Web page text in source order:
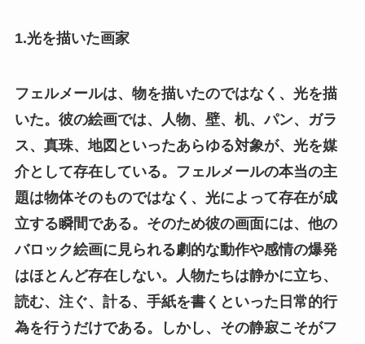
1.光を描いた画家
フェルメールは、物を描いたのではなく、光を描
いた。彼の絵画では、人物、壁、机、パン、ガラ
ス、真珠、地図といったあらゆる対象が、光を媒
介として存在している。フェルメールの本当の主
題は物体そのものではなく、光によって存在が成
立する瞬間である。そのため彼の画面には、他の
バロック絵画に見られる劇的な動作や感情の爆発
はほとんど存在しない。人物たちは静かに立ち、
読む、注ぐ、計る、手紙を書くといった日常的行
為を行うだけである。しかし、その静寂こそがフ